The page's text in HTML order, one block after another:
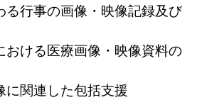
る行事の画像・映像記録及び
おける医療画像・映像資料の
に関連した包括支援